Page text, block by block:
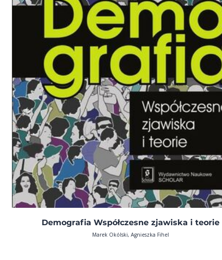
Demografia Współczesne zjawiska i teorie
Marek Okólski, Agnieszka Fihel